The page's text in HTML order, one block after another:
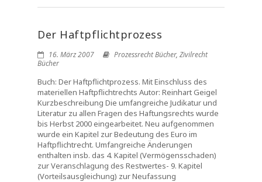
Der Haftpflichtprozess
16. März 2007 Prozessrecht Bücher, Zivilrecht
Bücher
Buch: Der Haftpflichtprozess. Mit Einschluss des
materiellen Haftpflichtrechts Autor: Reinhart Geigel
Kurzbeschreibung Die umfangreiche Judikatur und
Literatur zu allen Fragen des Haftungsrechts wurde
bis Herbst 2000 eingearbeitet. Neu aufgenommen
wurde ein Kapitel zur Bedeutung des Euro im
Haftpflichtrecht. Umfangreiche Änderungen
enthalten insb. das 4. Kapitel (Vermögensschaden)
zur Veranschlagung des Restwertes- 9. Kapitel
(Vorteilsausgleichung) zur Neufassung